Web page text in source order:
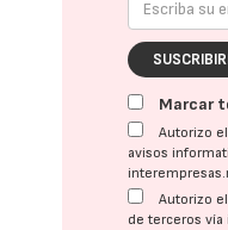
Marcar
Autorizo
avisos
Autorizo
de terceros